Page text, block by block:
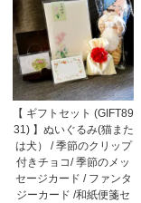
【 ギフトセット (GIFT89
31) 】ぬいぐるみ(猫また
は犬） / 季節のクリップ
付きチョコ/ 季節のメッ
セージカード / ファンタ
ジーカード /和紙便箋セ